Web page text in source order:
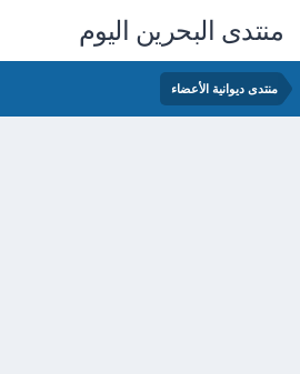
منتدى البحرين اليوم
منتدى ديوانية الأعضاء